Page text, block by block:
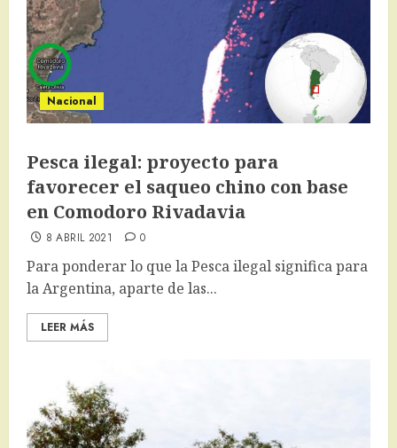
Nacional
Pesca ilegal: proyecto para
favorecer el saqueo chino con base
en Comodoro Rivadavia
8 ABRIL 2021 0
Para ponderar lo que la Pesca ilegal significa para
la Argentina, aparte de las...
LEER MÁS